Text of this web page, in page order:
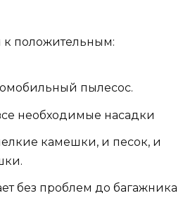
положительным:
пылесос.
необходимые насадки
камешки, и песок, и
без проблем до багажника